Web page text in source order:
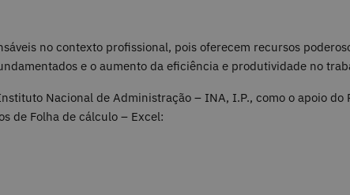
no contexto profissional, pois oferecem recursos
e o aumento da eficiência e produtividade no
Nacional de Administração – INA, I.P., como o apoio do
de Folha de cálculo – Excel: